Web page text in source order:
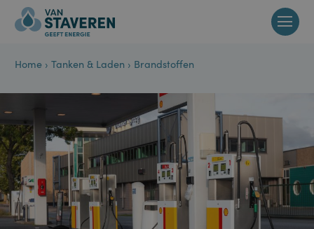
Home ›Tanken & Laden ›Brandstoffen